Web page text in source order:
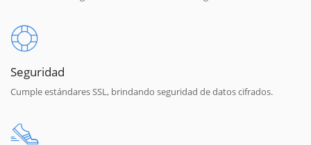
Seguridad
Cumple estándares SSL, brindando seguridad de datos cifrados.